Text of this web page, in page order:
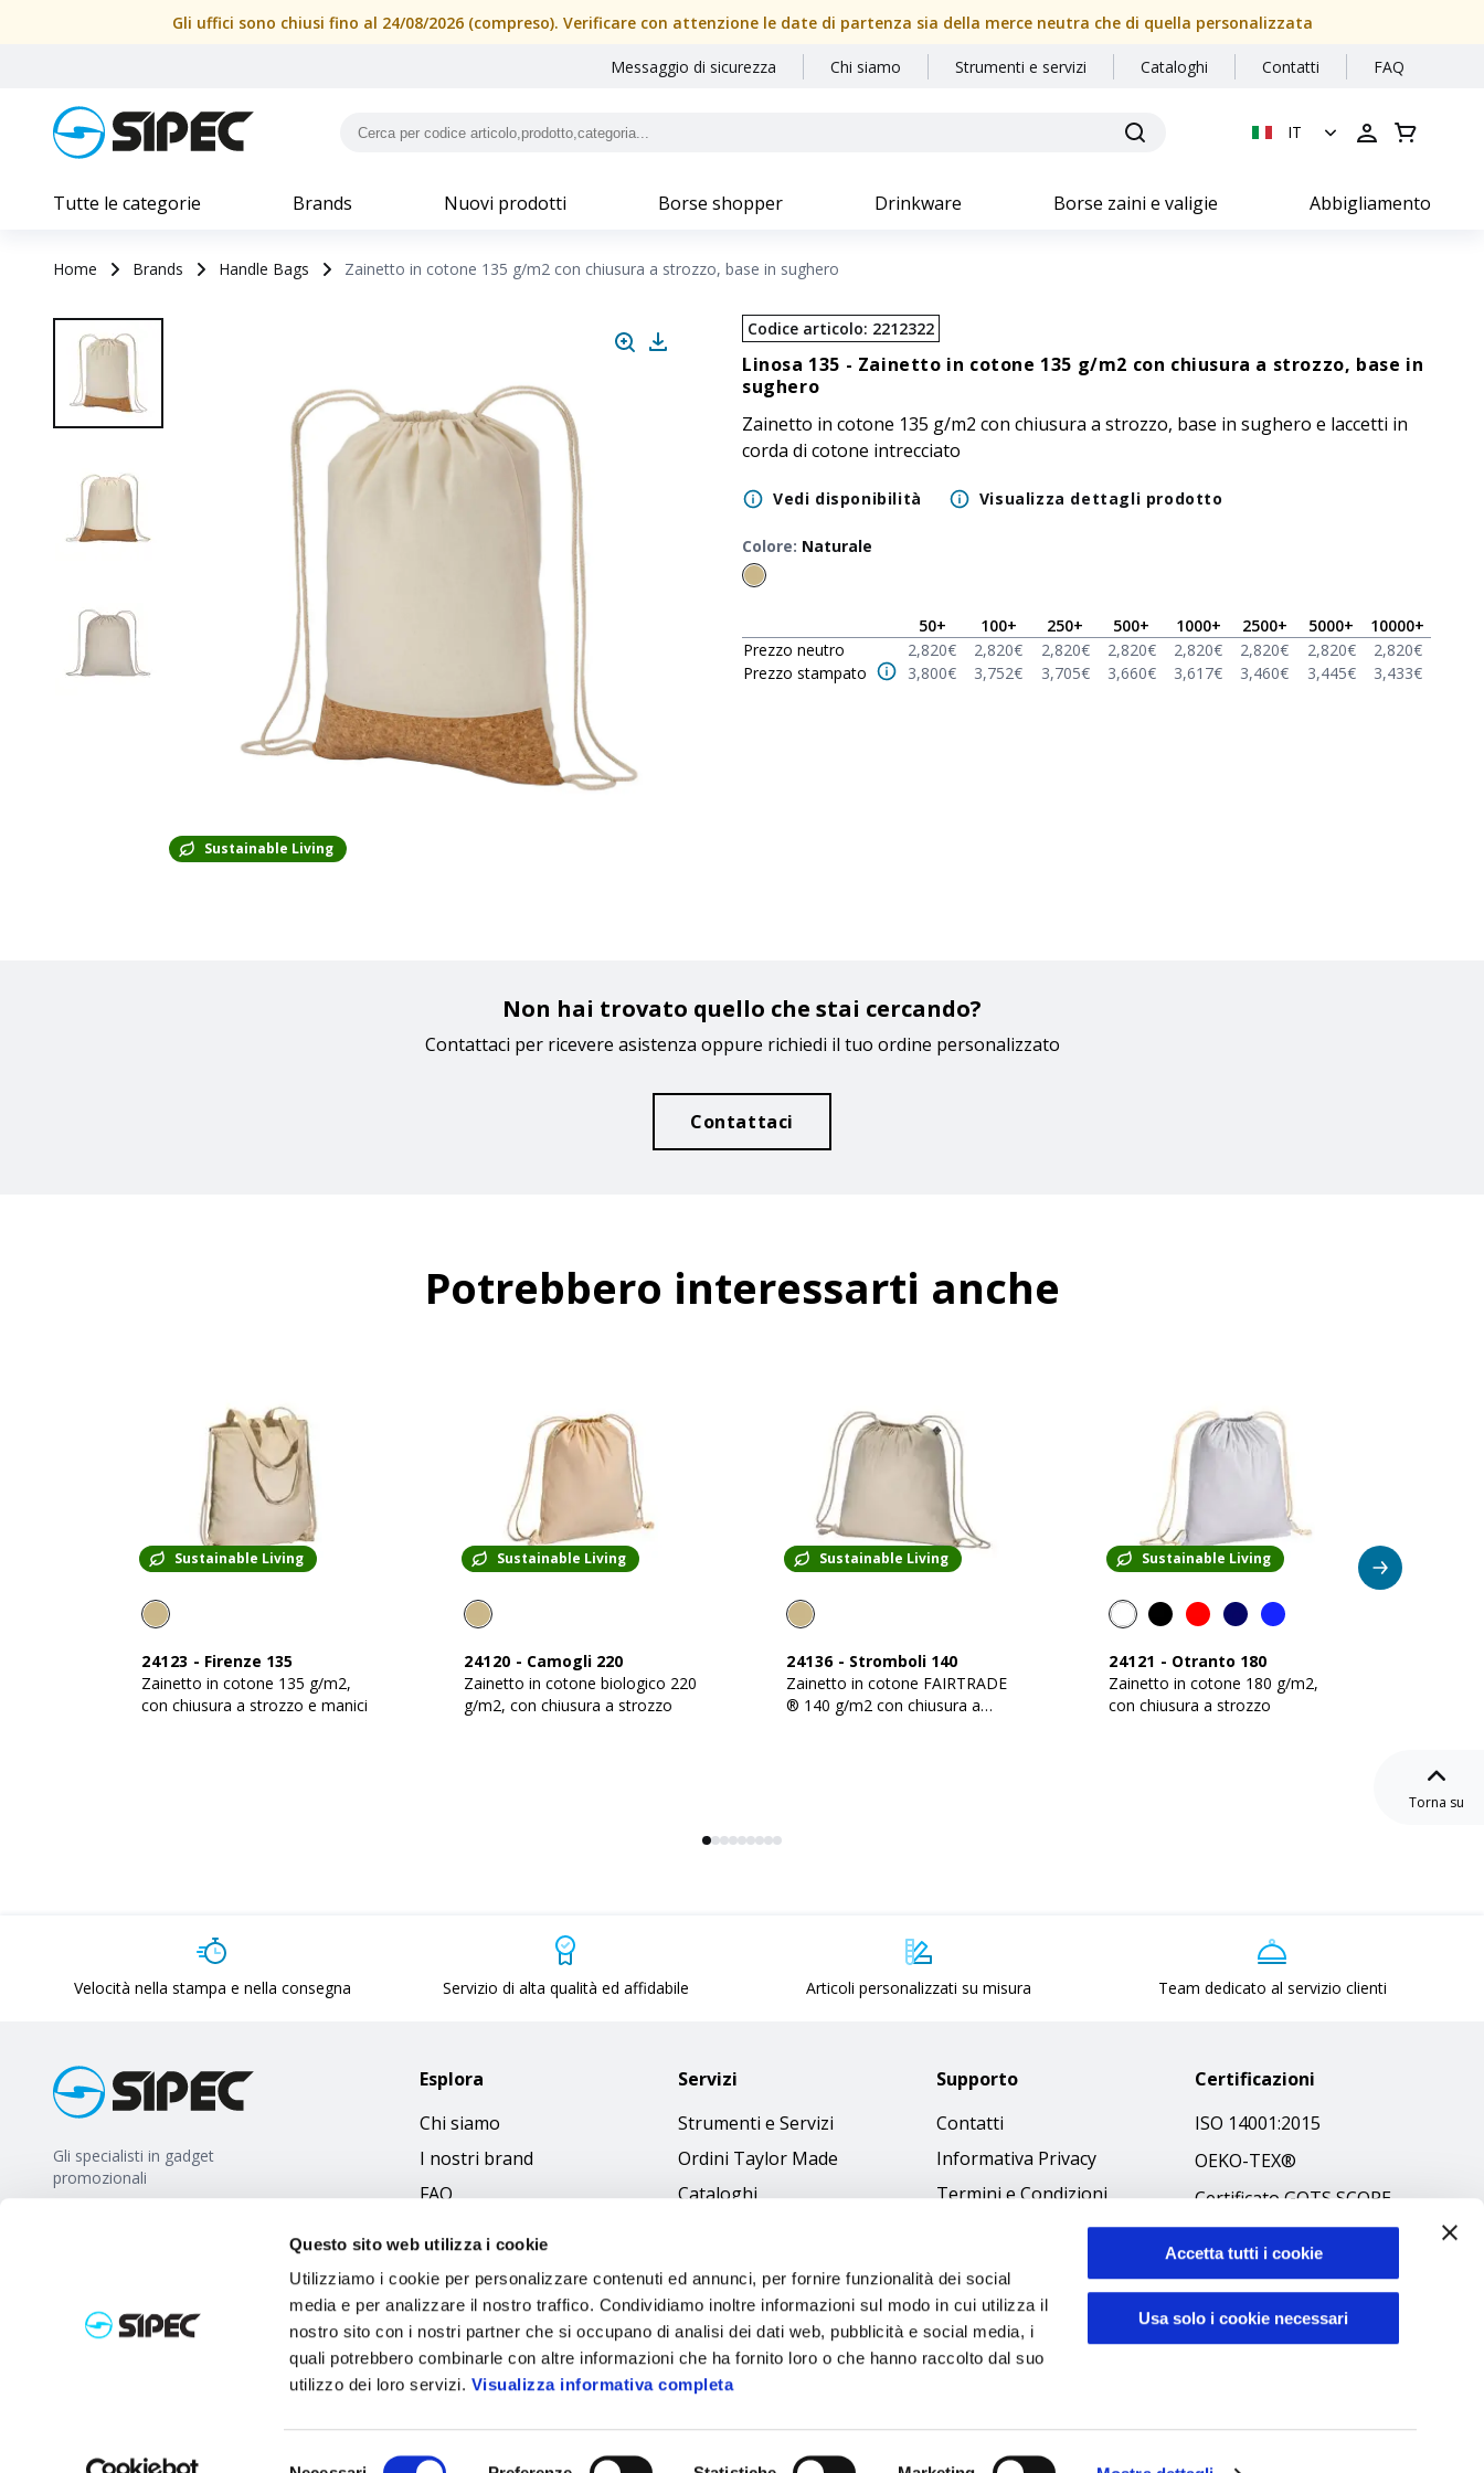
Questo sito web utilizza i cookie
Utilizziamo i cookie per personalizzare contenuti ed annunci, per fornire funzionalità dei social
media e per analizzare il nostro traffico. Condividiamo inoltre informazioni sul modo in cui utilizza il
nostro sito con i nostri partner che si occupano di analisi dei dati web, pubblicità e social media, i
quali potrebbero combinarle con altre informazioni che ha fornito loro o che hanno raccolto dal suo
utilizzo dei loro servizi. Visualizza informativa completa
Accetta tutti i cookie
Usa solo i cookie necessari
Gli uffici sono chiusi fino al 24/08/2026 (compreso). Verificare con attenzione le date di partenza sia della merce neutra che di quella personalizzata
Messaggio di sicurezza Chi siamo Strumenti e servizi Cataloghi Contatti FAQ
IT
Tutte le categorie Brands Nuovi prodotti Borse shopper Drinkware Borse zaini e valigie Abbigliamento
Home Brands Handle Bags Zainetto in cotone 135 g/m2 con chiusura a strozzo, base in sughero
Sustainable Living
Codice articolo: 2212322
Linosa 135 - Zainetto in cotone 135 g/m2 con chiusura a strozzo, base in
sughero
Zainetto in cotone 135 g/m2 con chiusura a strozzo, base in sughero e laccetti in
corda di cotone intrecciato
Vedi disponibilità Visualizza dettagli prodotto
Colore: Naturale
50+ 100+ 250+ 500+ 1000+ 2500+ 5000+ 10000+
Prezzo neutro
2,820€ 2,820€ 2,820€ 2,820€ 2,820€ 2,820€ 2,820€ 2,820€
Prezzo stampato
3,800€ 3,752€ 3,705€ 3,660€ 3,617€ 3,460€ 3,445€ 3,433€
Non hai trovato quello che stai cercando?
Contattaci per ricevere asistenza oppure richiedi il tuo ordine personalizzato
Contattaci
Potrebbero interessarti anche
Sustainable Living
24123 - Firenze 135
Zainetto in cotone 135 g/m2,
con chiusura a strozzo e manici
Sustainable Living
24120 - Camogli 220
Zainetto in cotone biologico 220
g/m2, con chiusura a strozzo
Sustainable Living
24136 - Stromboli 140
Zainetto in cotone FAIRTRADE
® 140 g/m2 con chiusura a
Sustainable Living
24121 - Otranto 180
Zainetto in cotone 180 g/m2,
con chiusura a strozzo
Torna su
Velocità nella stampa e nella consegna Servizio di alta qualità ed affidabile Articoli personalizzati su misura Team dedicato al servizio clienti
Gli specialisti in gadget
promozionali
Esplora
Chi siamo
I nostri brand
FAQ
Servizi
Strumenti e Servizi
Ordini Taylor Made
Cataloghi
Supporto
Contatti
Informativa Privacy
Termini e Condizioni
Codice Etico
Certificazioni
ISO 14001:2015
OEKO-TEX®
Certificato GOTS SCOPE
Certificato GRS SCOPE
Politica Ambientale
Sicurezza prodotti